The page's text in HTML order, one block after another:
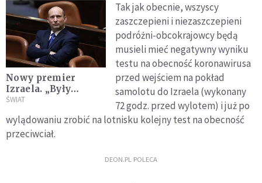
Nowy premier
Izraela. „Były
komandos,
ortodoksyjny żyd”
ŚWIAT
Tak jak obecnie, wszyscy
zaszczepieni i niezaszczepieni
podróżni-obcokrajowcy będą
musieli mieć negatywny wyniku
testu na obecność koronawirusa
przed wejściem na pokład
samolotu do Izraela (wykonany
72 godz. przed wylotem) i już po
wylądowaniu zrobić na lotnisku kolejny test na obecność
przeciwciał.
DEON.PL POLECA